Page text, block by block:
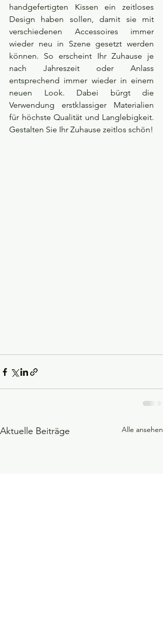
handgefertigten Kissen ein zeitloses
Design haben sollen, damit sie mit
verschiedenen Accessoires immer
wieder neu in Szene gesetzt werden
können. So erscheint Ihr Zuhause je
nach Jahreszeit oder Anlass
entsprechend immer wieder in einem
neuen Look. Dabei bürgt die
Verwendung erstklassiger Materialien
für höchste Qualität und Langlebigkeit.
Gestalten Sie Ihr Zuhause zeitlos schön!
Aktuelle Beiträge Alle ansehen